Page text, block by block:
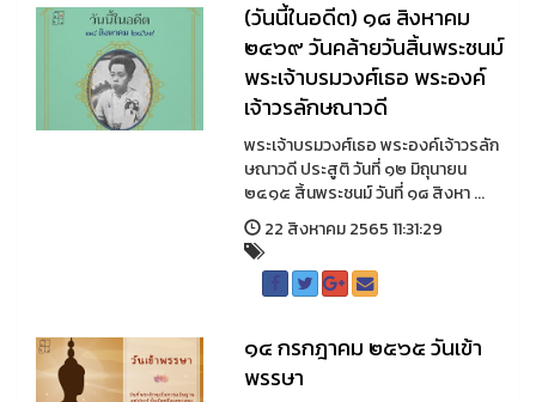
(วันนี้ในอดีต) ๑๘ สิงหาคม
๒๔๖๙ วันคล้ายวันสิ้นพระชนม์
พระเจ้าบรมวงศ์เธอ พระองค์
เจ้าวรลักษณาวดี
พระเจ้าบรมวงศ์เธอ พระองค์เจ้าวรลัก
ษณาวดี ประสูติ วันที่ ๑๒ มิถุนายน
๒๔๑๕ สิ้นพระชนม์ วันที่ ๑๘ สิงหา ...
22 สิงหาคม 2565 11:31:29
๑๔ กรกฎาคม ๒๕๖๕ วันเข้า
พรรษา